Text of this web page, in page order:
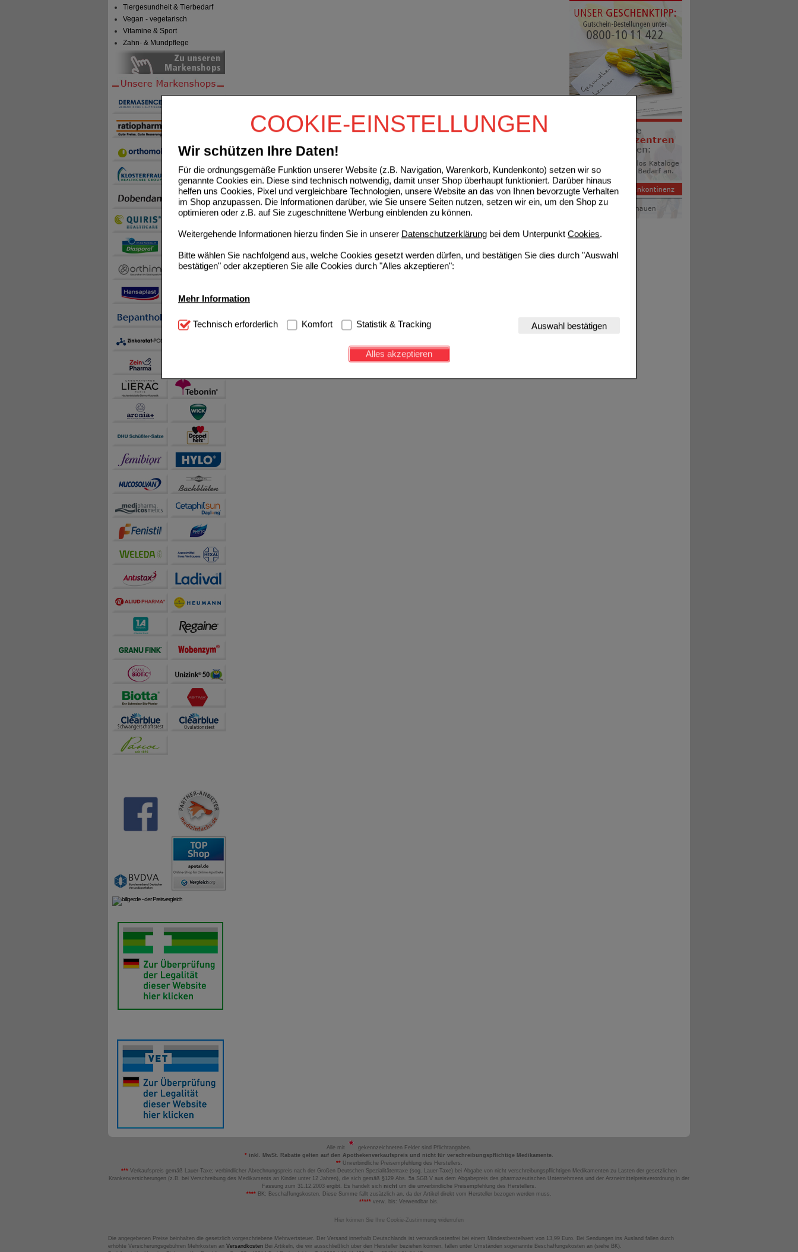
COOKIE-EINSTELLUNGEN
Wir schützen Ihre Daten!
Für die ordnungsgemäße Funktion unserer Website (z.B. Navigation, Warenkorb, Kundenkonto) setzen wir so
genannte Cookies ein. Diese sind technisch notwendig, damit unser Shop überhaupt funktioniert. Darüber hinaus
helfen uns Cookies, Pixel und vergleichbare Technologien, unsere Website an das von Ihnen bevorzugte Verhalten
im Shop anzupassen. Die Informationen darüber, wie Sie unsere Seiten nutzen, setzen wir ein, um den Shop zu
optimieren oder z.B. auf Sie zugeschnittene Werbung einblenden zu können.
Weitergehende Informationen hierzu finden Sie in unserer Datenschutzerklärung bei dem Unterpunkt Cookies.
Bitte wählen Sie nachfolgend aus, welche Cookies gesetzt werden dürfen, und bestätigen Sie dies durch "Auswahl
bestätigen" oder akzeptieren Sie alle Cookies durch "Alles akzeptieren":
Mehr Information
Technisch Notwendig: Hierbei handelt es sich um Cookies, die für die Grundfunktionen unserer Website
notwendig sind (z.B. Navigation, Warenkorb, Kundenkonto), weshalb auf diese nicht verzichtet werden kann.
Diese Cookies werden genutzt um das Einkaufserlebnis noch ansprechender zu gestalten,
beispielsweise für die Wiedererkennung des Besuchers oder unsere Seite an bevorzugte Verhaltensweisen (z.B.
Inhalte anzuzeigen und unser Partnerprogramm zu betreiben.
Statistik & Tracking:
sammeln, mit deren Hilfe wir unsere Website weiter für Sie optimieren können, den Inhalt auf unserer Website aber
auch die Werbung auf Drittseiten möglichst relevant für Sie zu gestalten. Bitte beachten Sie, dass Daten hierfür
teilweise an Dritte wie z.B. Google oder soziale Medien übertragen werden.
Technisch erforderlich Komfort Statistik & Tracking Auswahl bestätigen
Alles akzeptieren
Tiergesundheit & Tierbedarf
Vegan - vegetarisch
Vitamine & Sport
Zahn- & Mundpflege
Alle mit
gekennzeichneten Felder sind Pflichtangaben.
* inkl. MwSt. Rabatte gelten auf den Apothekenverkaufspreis und nicht für verschreibungspflichtige Medikamente.
**Unverbindliche Preisempfehlung des Herstellers.
*** Verkaufspreis gemäß Lauer-Taxe; verbindlicher Abrechnungspreis nach der Großen Deutschen Spezialitätentaxe (sog. Lauer-Taxe) bei Abgabe von nicht verschreibungspflichtigen Medikamenten zu Lasten der gesetzlichen
Krankenversicherungen (z.B. bei Verschreibung des Medikaments an Kinder unter 12 Jahren), die sich gemäß §129 Abs. 5a SGB V aus dem Abgabepreis des pharmazeutischen Unternehmens und der Arzneimittelpreisverordnung in der
Fassung zum 31.12.2003 ergibt. Es handelt sich nicht um die unverbindliche Preisempfehlung des Herstellers.
**** BK: Beschaffungskosten. Diese Summe fällt zusätzlich an, da der Artikel direkt vom Hersteller bezogen werden muss.
***** verw. bis: Verwendbar bis.
Hier können Sie Ihre Cookie-Zustimmung widerrufen
Die angegebenen Preise beinhalten die gesetzlich vorgeschriebene Mehrwertsteuer. Der Versand innerhalb Deutschlands ist versandkostenfrei bei einem Mindestbestellwert von 13,99 Euro. Bei Sendungen ins Ausland fallen durch
erhöhte Versicherungsgebühren Mehrkosten an Versandkosten Bei Artikeln, die wir ausschließlich über den Hersteller beziehen können, fallen unter Umständen sogenannte Beschaffungskosten an (siehe BK).